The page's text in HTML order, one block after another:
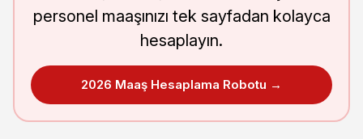
personel maaşınızı tek sayfadan kolayca
hesaplayın.
2026 Maaş Hesaplama Robotu →